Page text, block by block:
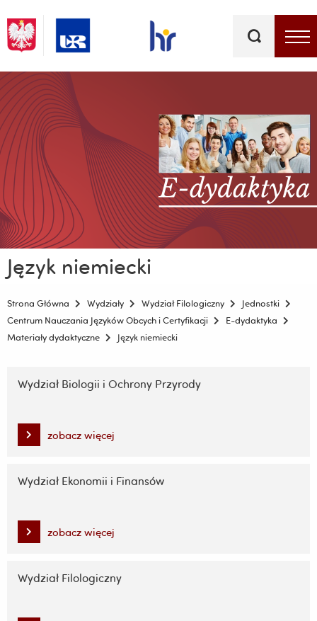
kluczowe
Menu - górna belka
Język niemiecki
Strona Główna Wydziały Wydział Filologiczny
Jednostki
Centrum Nauczania Języków Obcych i Certyfikacji
E-dydaktyka
Materiały dydaktyczne
Język niemiecki
nawigację
treści
Wydział Biologii i Ochrony Przyrody
zobacz więcej
Wydział Ekonomii i Finansów
zobacz więcej
Wydział Filologiczny